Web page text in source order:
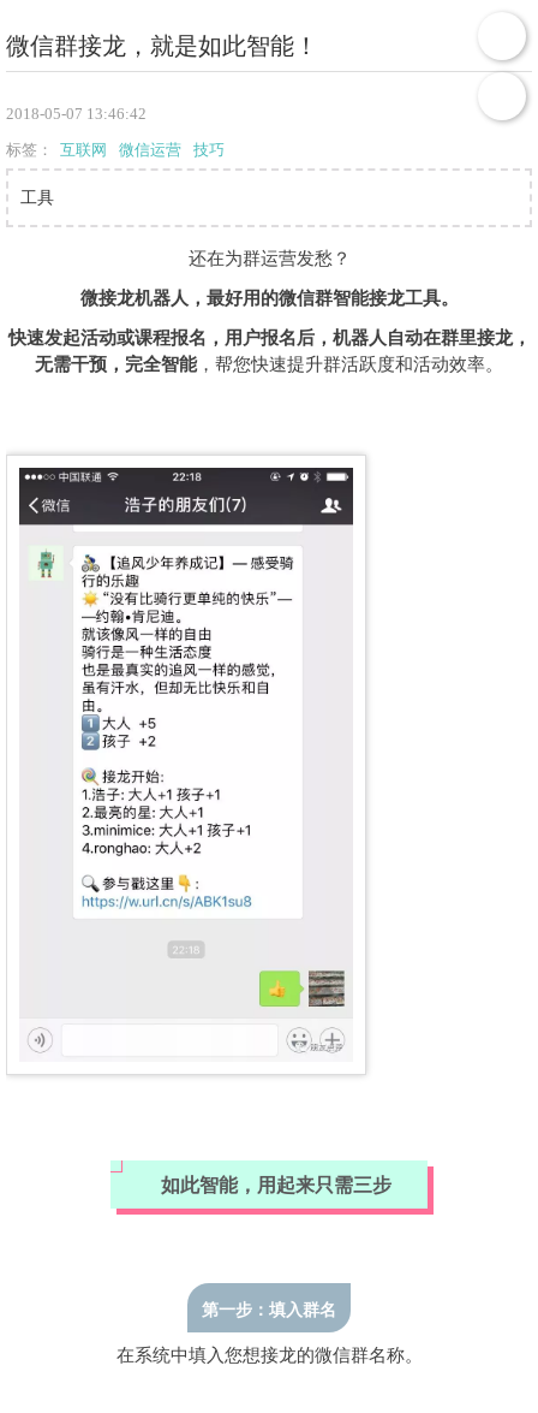
微信群接龙，就是如此智能！
2018-05-07 13:46:42
标签： 互联网 微信运营 技巧
工具
还在为群运营发愁？
微接龙机器人，最好用的微信群智能接龙工具。
快速发起活动或课程报名，用户报名后，机器人自动在群里接龙，
无需干预，完全智能，帮您快速提升群活跃度和活动效率。
如此智能，用起来只需三步
第一步：填入群名
在系统中填入您想接龙的微信群名称。